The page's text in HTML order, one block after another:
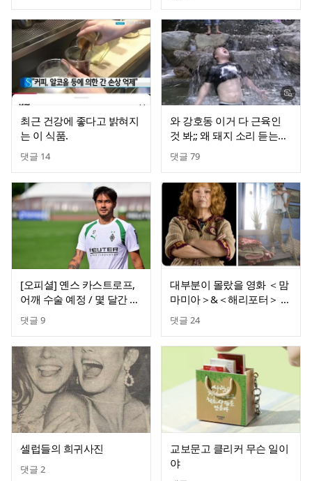
최근 건강에 좋다고 밝혀지
는 이 식품.
댓글 14
와 강호동 이거 다 근육인
것 봐;; 왜 돼지 소리 듣는지
진짜 안간다 몸집 크다고 걍
돼지라니
댓글 79
[오피셜] 옌스 카스트로프,
어깨 수술 예정 / 몇 달간 이
탈
댓글 9
대부분이 몰랐을 영화 ＜맘
마미아＞&＜해리포터＞ 출
연 배우
댓글 24
셀럽들의 희귀사진
댓글 2
교보문고 클리커 무슨 일이
야